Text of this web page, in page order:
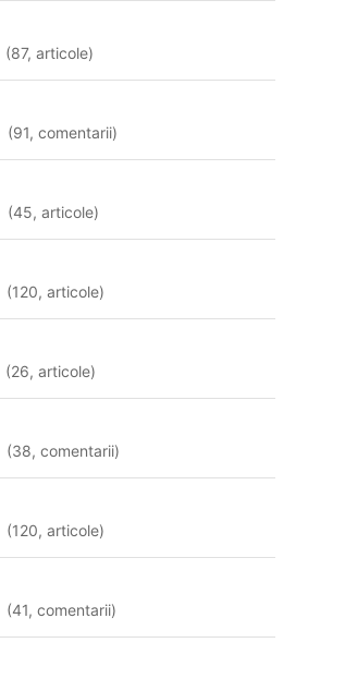
(87,articole)
(91,comentarii)
(45,articole)
(120,articole)
(26,articole)
(38,comentarii)
(120,articole)
(41,comentarii)